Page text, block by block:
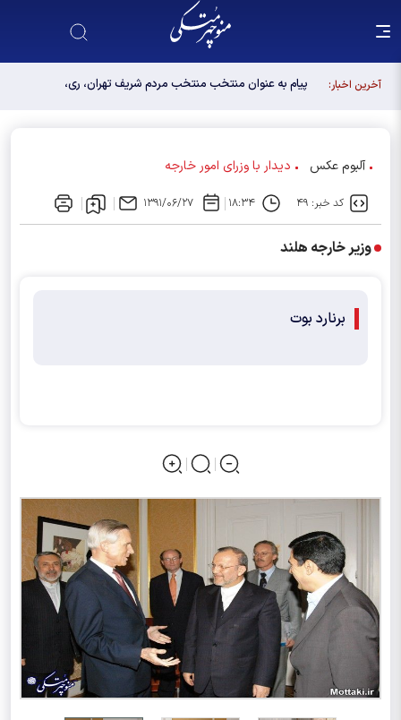
آخرین اخبار:
پیام به عنوان منتخب منتخب مردم شریف تهران، ری،
آلبوم عکس دیدار با وزرای امور خارجه
کد خبر: ۴۹ ۱۸:۳۴ ۱۳۹۱/۰۶/۲۷
وزیر خارجه هلند
برنارد بوت